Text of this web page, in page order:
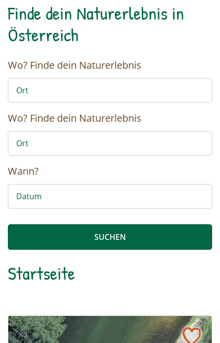
Finde dein Naturerlebnis in
Österreich
Wo? Finde dein Naturerlebnis
Wo? Finde dein Naturerlebnis
Wann?
Startseite